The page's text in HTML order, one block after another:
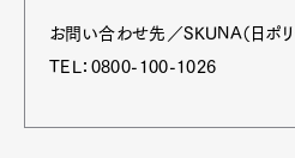
お問い合わせ先／SKUNA（日ポリ
TEL：0800-100-1026